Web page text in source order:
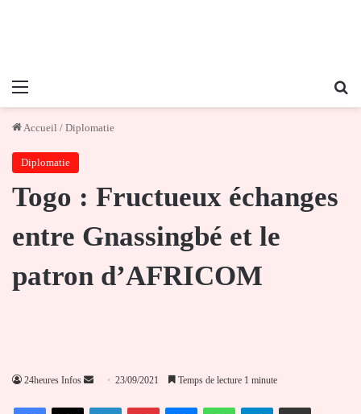
Menu
Accueil / Diplomatie
Diplomatie
Togo : Fructueux échanges
entre Gnassingbé et le
patron d’AFRICOM
24heures Infos
Envoyer23/09/2021 Temps de lecture 1 minute
FacebookX LinkedinPinterestMessengerWhatsAppTelegramPartager par email